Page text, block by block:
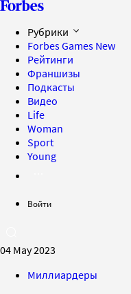
Рубрики
Forbes Games New
Рейтинги
Франшизы
Подкасты
Видео
Life
Woman
Sport
Young
Войти
04 May 2023
Миллиардеры